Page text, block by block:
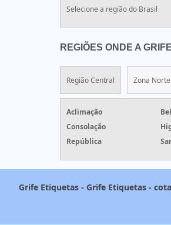
Selecione a região do Brasil
REGIÕES ONDE A
Região Central Zona Norte
Aclimação
Consolação
República
Grife Etiquetas - Grife Etiquetas -